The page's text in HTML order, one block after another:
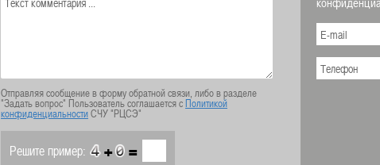
Отправляя сообщение в форму обратной связи, либо в разделе
"Задать вопрос" Пользователь соглашается сПолитикой
конфиденциальностиСЧУ "РЦСЭ"
Решите пример: + =